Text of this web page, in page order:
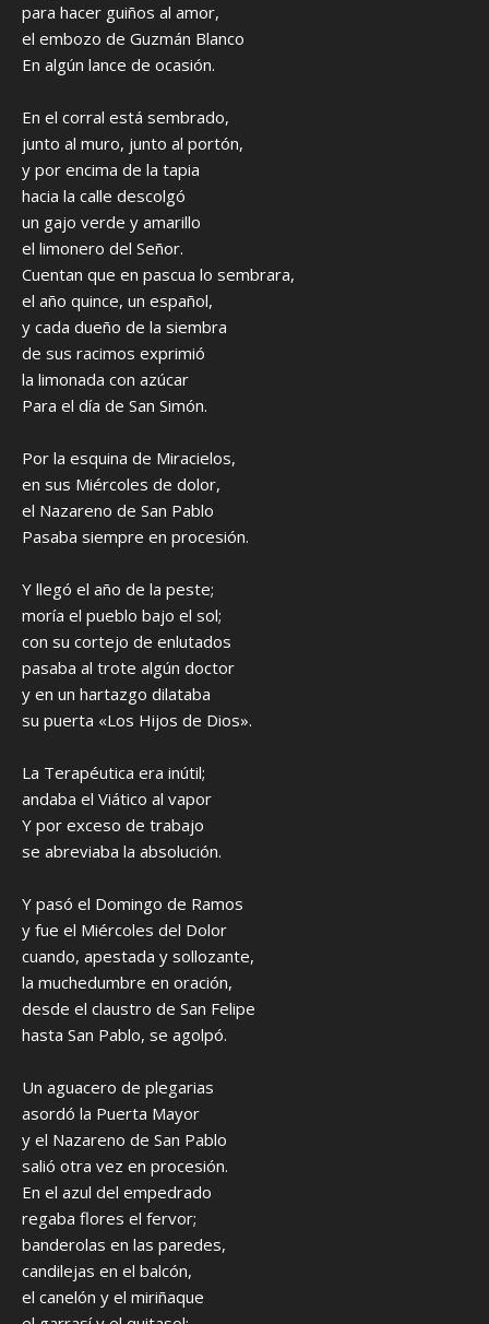
para hacer guiños al amor,
el embozo de Guzmán Blanco
En algún lance de ocasión.
En el corral está sembrado,
junto al muro, junto al portón,
y por encima de la tapia
hacia la calle descolgó
un gajo verde y amarillo
el limonero del Señor.
Cuentan que en pascua lo sembrara,
el año quince, un español,
y cada dueño de la siembra
de sus racimos exprimió
la limonada con azúcar
Para el día de San Simón.
Por la esquina de Miracielos,
en sus Miércoles de dolor,
el Nazareno de San Pablo
Pasaba siempre en procesión.
Y llegó el año de la peste;
moría el pueblo bajo el sol;
con su cortejo de enlutados
pasaba al trote algún doctor
y en un hartazgo dilataba
su puerta «Los Hijos de Dios».
La Terapéutica era inútil;
andaba el Viático al vapor
Y por exceso de trabajo
se abreviaba la absolución.
Y pasó el Domingo de Ramos
y fue el Miércoles del Dolor
cuando, apestada y sollozante,
la muchedumbre en oración,
desde el claustro de San Felipe
hasta San Pablo, se agolpó.
Un aguacero de plegarias
asordó la Puerta Mayor
y el Nazareno de San Pablo
salió otra vez en procesión.
En el azul del empedrado
regaba flores el fervor;
banderolas en las paredes,
candilejas en el balcón,
el canelón y el miriñaque